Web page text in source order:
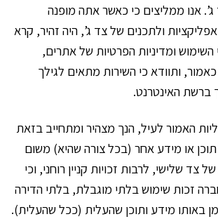
אנו ממליצים כי כאשר אתה מופנה
ולתכנים של צד ג’, היה זהיר, קרא
השימוש ומדיניות הפרטיות של אתרים,
ותוודא כי השירות מתאים לגילך
ברשת האינטרנט.
האמור לעיל, הנך מצהיר ומתחייב בזאת
או מידע אחר (בכל צורה שהיא) משום
צד שלישי, לרבות זכויות קניין רוחני, וכי
זכות שימוש בלתי מוגבלת, בלתי הדירה
באותו מידע ותוכן שהעלית (ככל שהעלית).